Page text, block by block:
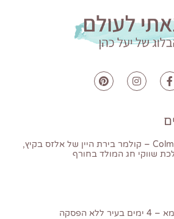
Colmar – קולמר בירת היין של אלזס בקיץ,
שווקי חג המולד בחורף
בעיר ללא הפסקה